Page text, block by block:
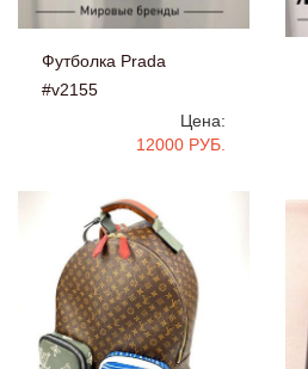
Футболка Prada
#v2155
Цена:
12000 РУБ.